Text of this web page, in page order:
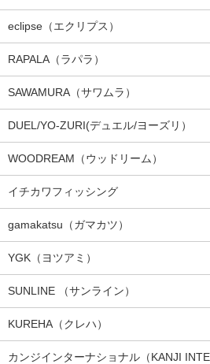
eclipse（エクリプス）
RAPALA（ラパラ）
SAWAMURA（サワムラ）
DUEL/YO-ZURI(デュエル/ヨーズリ）
WOODREAM（ウッドリーム）
イチカワフィッシング
gamakatsu（ガマカツ）
YGK（ヨツアミ）
SUNLINE （サンライン）
KUREHA（クレハ）
カンジインターナショナル（KANJI